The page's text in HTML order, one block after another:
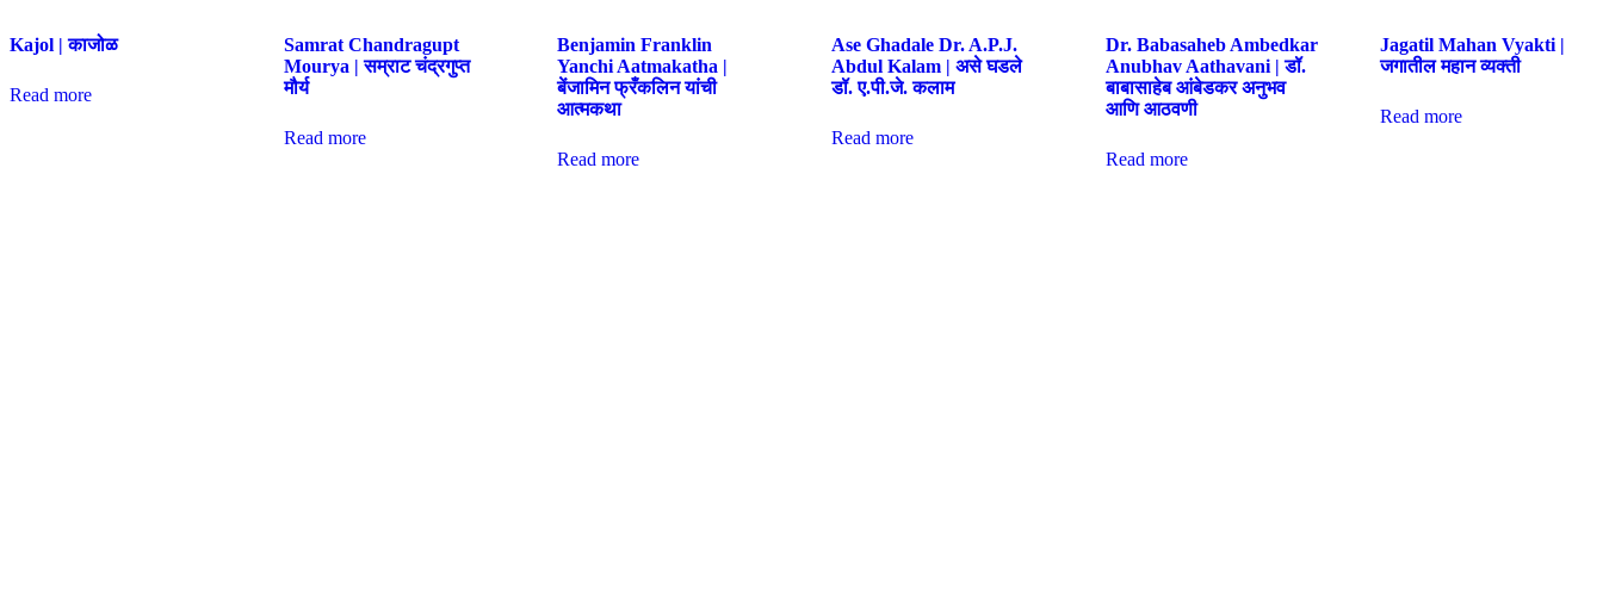
Kajol | काजोळ
Read more
Samrat Chandragupt
Mourya | सम्राट चंद्रगुप्त
मौर्य
Read more
Benjamin Franklin
Yanchi Aatmakatha |
बेंजामिन फ्रँकलिन यांची
आत्मकथा
Read more
Ase Ghadale Dr. A.P.J.
Abdul Kalam | असे घडले
डॉ. ए.पी.जे. कलाम
Read more
Dr. Babasaheb Ambedkar
Anubhav Aathavani | डॉ.
बाबासाहेब आंबेडकर अनुभव
आणि आठवणी
Read more
Jagatil Mahan Vyakti |
जगातील महान व्यक्ती
Read more